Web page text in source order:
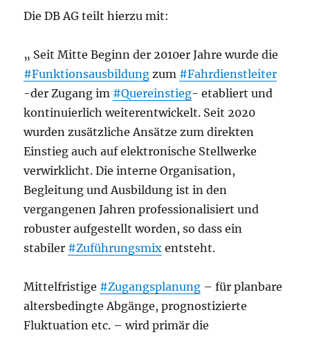
Die DB AG teilt hierzu mit:
„ Seit Mitte Beginn der 2010er Jahre wurde die
#Funktionsausbildung zum #Fahrdienstleiter
-der Zugang im #Quereinstieg- etabliert und
kontinuierlich weiterentwickelt. Seit 2020
wurden zusätzliche Ansätze zum direkten
Einstieg auch auf elektronische Stellwerke
verwirklicht. Die interne Organisation,
Begleitung und Ausbildung ist in den
vergangenen Jahren professionalisiert und
robuster aufgestellt worden, so dass ein
stabiler #Zuführungsmix entsteht.
Mittelfristige #Zugangsplanung – für planbare
altersbedingte Abgänge, prognostizierte
Fluktuation etc. – wird primär die